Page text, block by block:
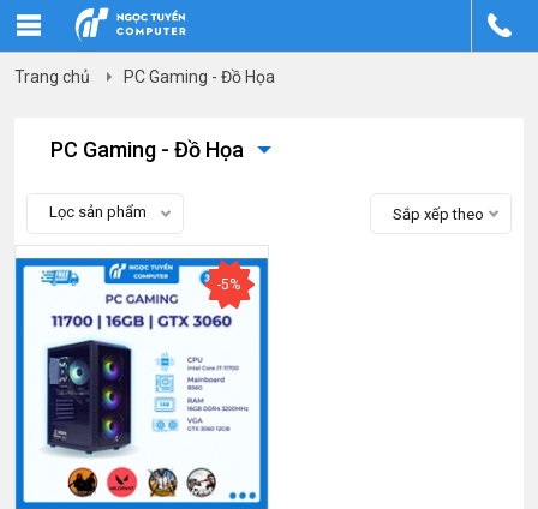
Trang chủ PC Gaming - Đồ Họa
PC Gaming - Đồ Họa
Lọc sản phẩm Sắp xếp theo
-5%